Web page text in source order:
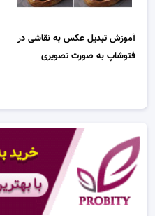
آموزش تبدیل عکس به نقاشی در
فتوشاپ به صورت تصویری